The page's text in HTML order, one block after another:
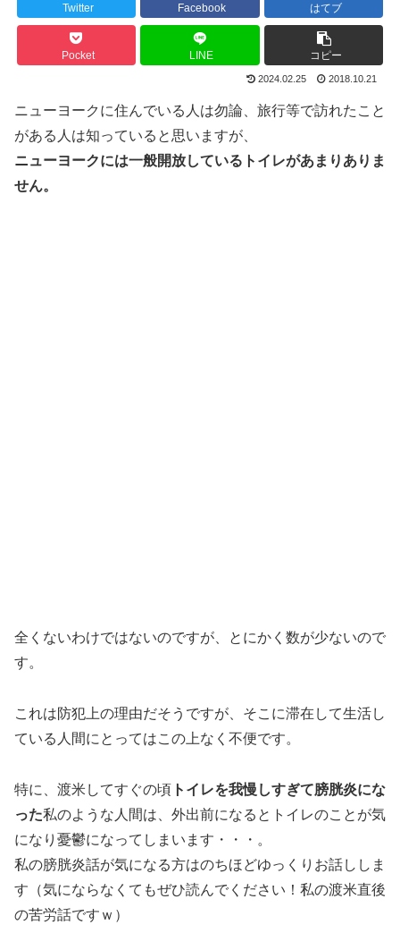
Twitter Facebook はてブ
Pocket LINE コピー
2024.02.25 2018.10.21
ニューヨークに住んでいる人は勿論、旅行等で訪れたこと
がある人は知っていると思いますが、
ニューヨークには一般開放しているトイレがあまりありま
せん。
全くないわけではないのですが、とにかく数が少ないので
す。
これは防犯上の理由だそうですが、そこに滞在して生活し
ている人間にとってはこの上なく不便です。
特に、渡米してすぐの頃 トイレを我慢しすぎて膀胱炎にな
った私のような人間は、外出前になるとトイレのことが気
になり憂鬱になってしまいます・・・。
私の膀胱炎話が気になる方はのちほどゆっくりお話ししま
す（気にならなくてもぜひ読んでください！私の渡米直後
の苦労話ですｗ）